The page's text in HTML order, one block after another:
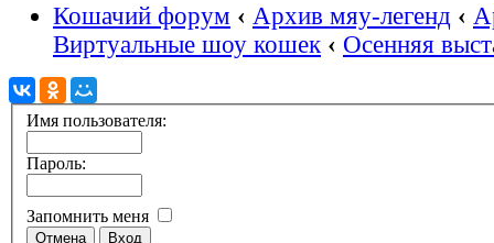
Кошачий форум ‹ Архив мяу-легенд ‹
Виртуальные шоу кошек ‹ Осенняя
Имя пользователя:
Пароль:
Запомнить меня